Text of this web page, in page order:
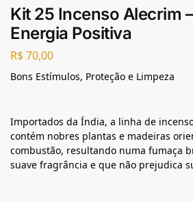
Kit 25 Incenso Alecrim
Energia Positiva
R$70,00
Bons Estímulos, Proteção e Limpeza
Importados da Índia, a linha de
contém nobres plantas e madeiras
combustão, resultando numa fumaça
suave fragrância e que não prejudica